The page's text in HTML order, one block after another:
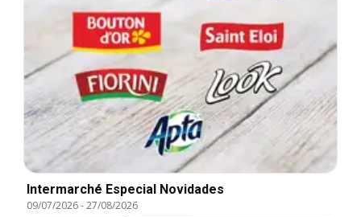
Intermarché Especial Novidades
09/07/2026-27/08/2026